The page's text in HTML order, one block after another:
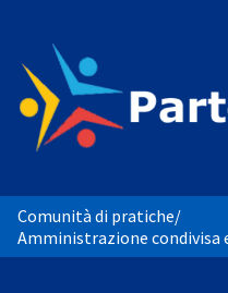
Comunità di pratiche/
Amministrazione condivisa